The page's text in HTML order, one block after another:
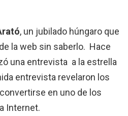
, un jubilado húngaro que
la web sin saberlo. Hace
una entrevista a la estrella
entrevista revelaron los
en uno de los
Internet.